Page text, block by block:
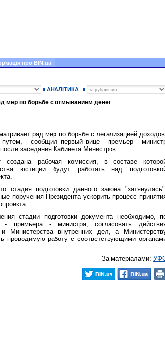
про BIN.ua
АНАЛІТИКА
мер по борьбе с отмыванием денег
ряд мер по борьбе с легализацией
путем, - сообщил первый вице - премьер -
заседания Кабинета Министров .
рабочая комиссия, в составе
юстиции будут работать над
стадия подготовки данного закона
поручения Президента ускорить процесс
стадии подготовки документа необходимо,
премьера - министра, согласовать
и Министерства внутренних дел, а
проводимую работу с соответствующими
За матеріалами: